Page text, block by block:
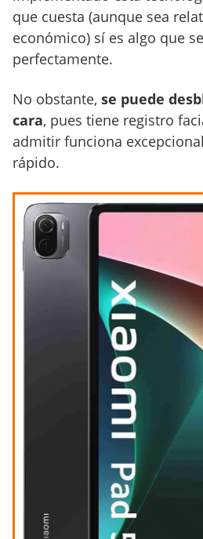
que cuesta (aunque sea
económico) sí es algo que
perfectamente.
No obstante, se puede
cara, pues tiene registro
admitir funciona
rápido.